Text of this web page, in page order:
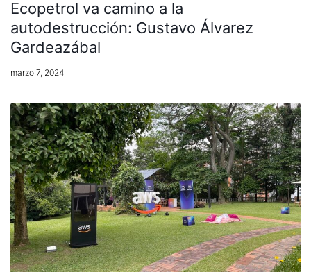
Ecopetrol va camino a la
autodestrucción: Gustavo Álvarez
Gardeazábal
marzo 7, 2024